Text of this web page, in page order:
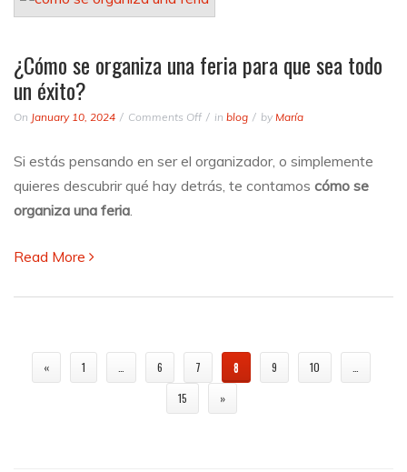
¿Cómo se organiza una feria para que sea todo
un éxito?
On January 10, 2024 Comments Offon
organiza
una
un
in blog by María
Si estás pensando en ser el organizador, o simplemente
quieres descubrir qué hay detrás, te contamos cómo se
organiza una feria.
Read More
« 1 … 6 7 8 9 10
…
15
»